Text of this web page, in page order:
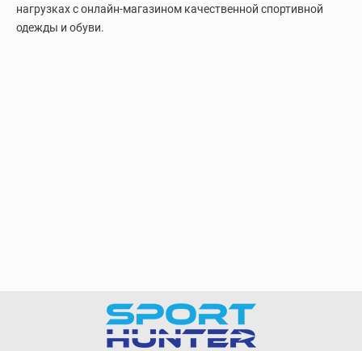
нагрузках с онлайн-магазином качественной спортивной
одежды и обуви.